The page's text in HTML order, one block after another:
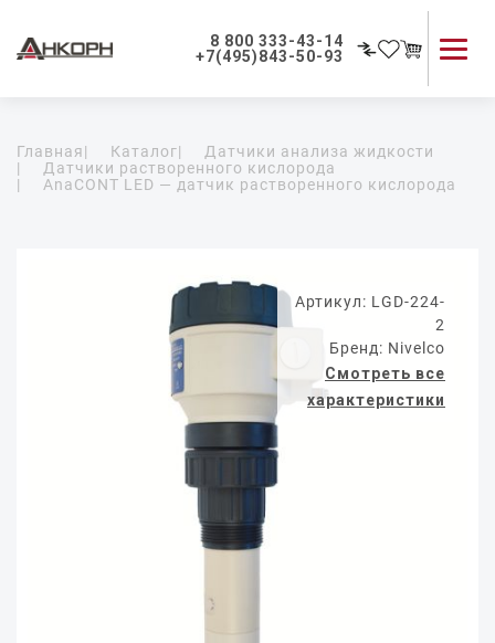
8 800 333-43-14
+7(495)843-50-93
Применение приборов
Как мы работаем
Главная| Каталог|
Датчики анализа жидкости
|
Датчики растворенного кислорода
|
AnaCONT LED — датчик растворенного кислорода
Артикул: LGD-224-
2
Бренд: Nivelco
Смотреть все
характеристики